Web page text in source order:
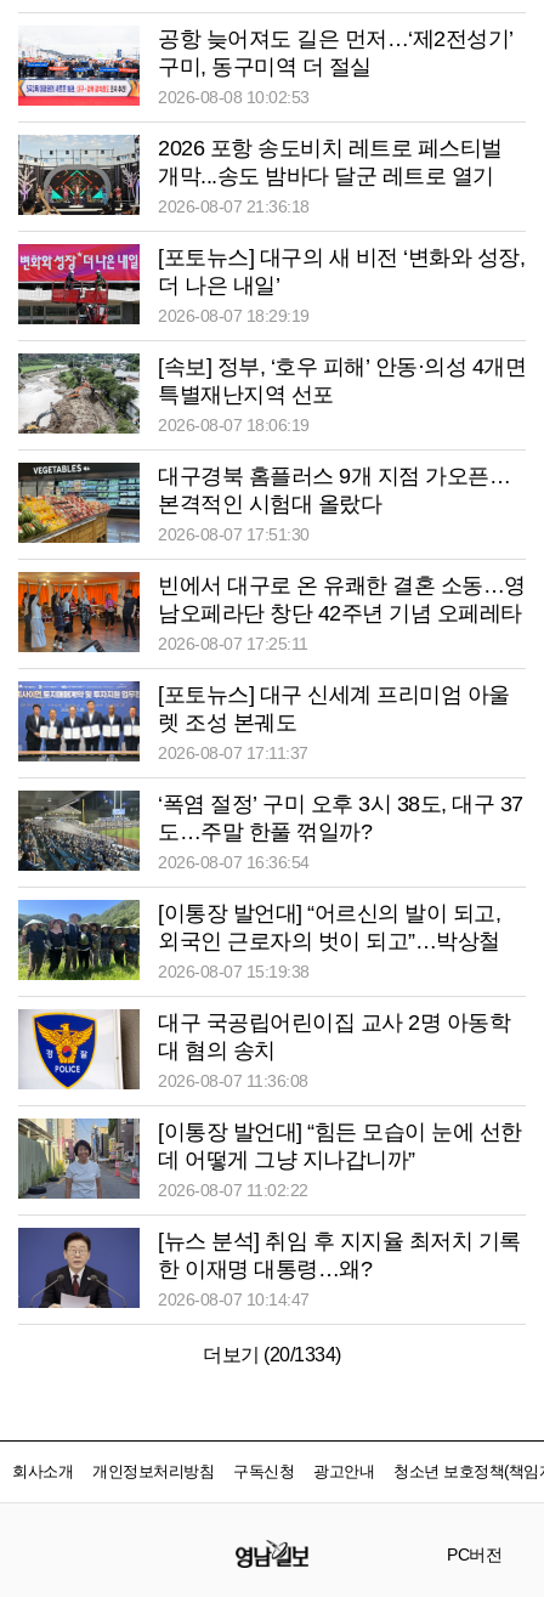
공항 늦어져도 길은 먼저…‘제2전성기’
구미, 동구미역 더 절실
2026-08-08 10:02:53
2026 포항 송도비치 레트로 페스티벌
개막...송도 밤바다 달군 레트로 열기
2026-08-07 21:36:18
[포토뉴스] 대구의 새 비전 ‘변화와 성장,
더 나은 내일’
2026-08-07 18:29:19
[속보] 정부, ‘호우 피해’ 안동·의성 4개면
특별재난지역 선포
2026-08-07 18:06:19
대구경북 홈플러스 9개 지점 가오픈…
본격적인 시험대 올랐다
2026-08-07 17:51:30
빈에서 대구로 온 유쾌한 결혼 소동…영
남오페라단 창단 42주년 기념 오페레타
‘딸은 열, 아들은?’
2026-08-07 17:25:11
[포토뉴스] 대구 신세계 프리미엄 아울
렛 조성 본궤도
2026-08-07 17:11:37
‘폭염 절정’ 구미 오후 3시 38도, 대구 37
도…주말 한풀 꺾일까?
2026-08-07 16:36:54
[이통장 발언대] “어르신의 발이 되고,
외국인 근로자의 벗이 되고”…박상철
이장의 ‘사람 농사’
2026-08-07 15:19:38
대구 국공립어린이집 교사 2명 아동학
대 혐의 송치
2026-08-07 11:36:08
[이통장 발언대] “힘든 모습이 눈에 선한
데 어떻게 그냥 지나갑니까”
2026-08-07 11:02:22
[뉴스 분석] 취임 후 지지율 최저치 기록
한 이재명 대통령…왜?
2026-08-07 10:14:47
더보기 (20/1334)
회사소개 개인정보처리방침 구독신청 광고안내 청소년 보호정책(책임
PC버전